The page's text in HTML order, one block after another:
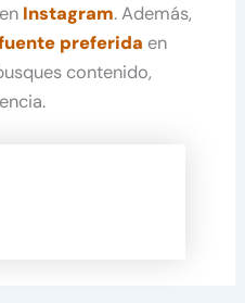
Instagram. Además,
preferida en
contenido,